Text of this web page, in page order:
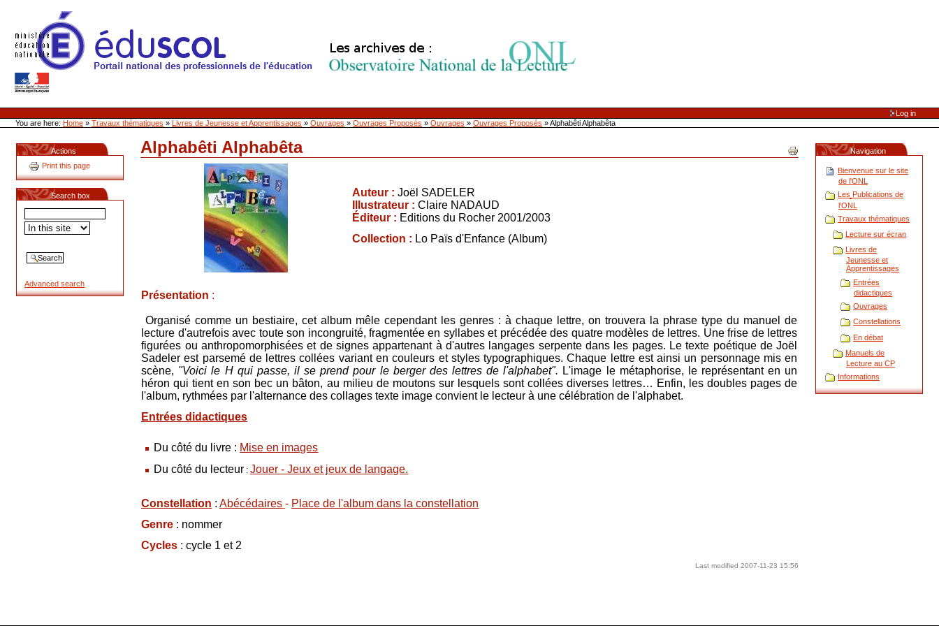
Site Web de l'ONL
Sections
Personal
tools
Log in
You are here:Home » Travaux thématiques »Livres de Jeunesse et Apprentissages »Ouvrages »Ouvrages Proposés »Ouvrages »Ouvrages Proposés »Alphabêti Alphabêta
Actions
Print this page
Search box
Advanced search
Alphabêti Alphabêta
Document
Actions
Auteur : Joël SADELER
Illustrateur : Claire NADAUD
Éditeur : Editions du Rocher 2001/2003
Collection : Lo Païs d'Enfance (Album)
Présentation :
Organisé comme un bestiaire, cet album mêle cependant les genres : à chaque lettre, on trouvera la phrase type du manuel de
lecture d'autrefois avec toute son incongruité, fragmentée en syllabes et précédée des quatre modèles de lettres. Une frise de lettres
figurées ou anthropomorphisées et de signes appartenant à d'autres langages serpente dans les pages. Le texte poétique de Joël
Sadeler est parsemé de lettres collées variant en couleurs et styles typographiques. Chaque lettre est ainsi un personnage mis en
scène, "Voici le H qui passe, il se prend pour le berger des lettres de l'alphabet". L'image le métaphorise, le représentant en un
héron qui tient en son bec un bâton, au milieu de moutons sur lesquels sont collées diverses lettres… Enfin, les doubles pages de
l'album, rythmées par l'alternance des collages texte image convient le lecteur à une célébration de l'alphabet.
Entrées didactiques
Du côté du livre : Mise en images
Du côté du lecteur :Jouer - Jeux et jeux de langage.
Constellation :Abécédaires - Place de l'album dans la constellation
Genre : nommer
Cycles : cycle 1 et 2
Last modified 2007-11-23 15:56
Navigation
Bienvenue sur le site
de l'ONL
Les Publications de
l'ONL
Travaux thématiques
Lecture sur écran
Livres de
Jeunesse et
Apprentissages
Entrées
didactiques
Ouvrages
Constellations
En débat
Manuels de
Lecture au CP
Informations